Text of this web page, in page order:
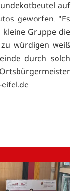
auf
geworfen. "Es
kleine Gruppe die
würdigen weiß
durch solch